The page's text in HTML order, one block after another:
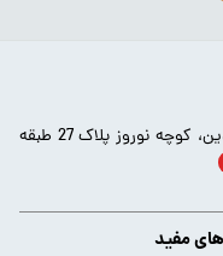
آدرس: تهران، میدان انقلاب، خیابان 12 فروردین، کوچه نوروز پلاک 27 طبقه
مفید